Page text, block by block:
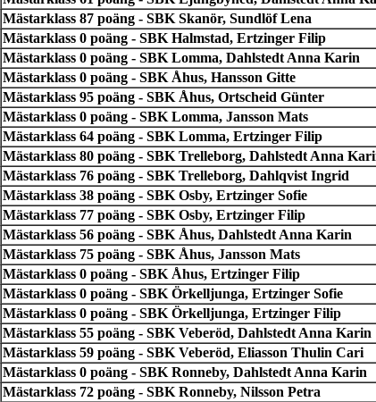
Mästarklass 87 poäng - SBK Skanör, Sundlöf Lena
Mästarklass 0 poäng - SBK Halmstad, Ertzinger Filip
Mästarklass 0 poäng - SBK Lomma, Dahlstedt Anna Karin
Mästarklass 0 poäng - SBK Åhus, Hansson Gitte
Mästarklass 95 poäng - SBK Åhus, Ortscheid Günter
Mästarklass 0 poäng - SBK Lomma, Jansson Mats
Mästarklass 64 poäng - SBK Lomma, Ertzinger Filip
Mästarklass 80 poäng - SBK Trelleborg, Dahlstedt Anna
Mästarklass 76 poäng - SBK Trelleborg, Dahlqvist Ingrid
Mästarklass 38 poäng - SBK Osby, Ertzinger Sofie
Mästarklass 77 poäng - SBK Osby, Ertzinger Filip
Mästarklass 56 poäng - SBK Åhus, Dahlstedt Anna Karin
Mästarklass 75 poäng - SBK Åhus, Jansson Mats
Mästarklass 0 poäng - SBK Åhus, Ertzinger Filip
Mästarklass 0 poäng - SBK Örkelljunga, Ertzinger Sofie
Mästarklass 0 poäng - SBK Örkelljunga, Ertzinger Filip
Mästarklass 55 poäng - SBK Veberöd, Dahlstedt Anna Karin
Mästarklass 59 poäng - SBK Veberöd, Eliasson Thulin Cari
Mästarklass 0 poäng - SBK Ronneby, Dahlstedt Anna Karin
Mästarklass 72 poäng - SBK Ronneby, Nilsson Petra